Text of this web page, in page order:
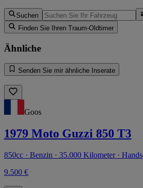
Suchen
Finden Sie Ihren Traum-Oldtimer
Ähnliche
Senden Sie mir ähnliche Inserate
Goos
1979 Moto Guzzi 850 T3
850cc · Benzin · 35.000 Kilometer ·
9.500 €